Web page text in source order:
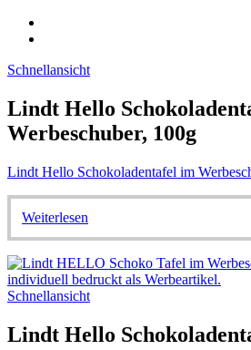
Schnellansicht
Lindt Hello
Werbeschuber, 100g
Lindt Hello Schokoladentafel im
Weiterlesen
Schnellansicht
Lindt Hello